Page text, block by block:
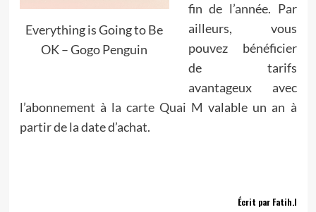
Everything is Going to Be
OK – Gogo Penguin
fin de l’année. Par
ailleurs, vous
pouvez bénéficier
de tarifs
avantageux avec
l’abonnement à la carte Quai M valable un an à
partir de la date d’achat.
Écrit par Fatih.I